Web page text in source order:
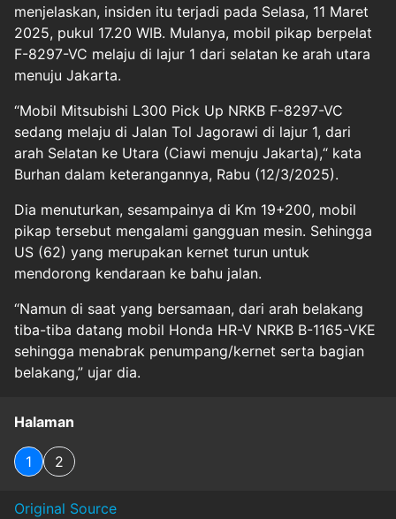
menjelaskan, insiden itu terjadi pada Selasa, 11 Maret
2025, pukul 17.20 WIB. Mulanya, mobil pikap berpelat
F-8297-VC melaju di lajur 1 dari selatan ke arah utara
menuju Jakarta.
“Mobil Mitsubishi L300 Pick Up NRKB F-8297-VC
sedang melaju di Jalan Tol Jagorawi di lajur 1, dari
arah Selatan ke Utara (Ciawi menuju Jakarta),“ kata
Burhan dalam keterangannya, Rabu (12/3/2025).
Dia menuturkan, sesampainya di Km 19+200, mobil
pikap tersebut mengalami gangguan mesin. Sehingga
US (62) yang merupakan kernet turun untuk
mendorong kendaraan ke bahu jalan.
“Namun di saat yang bersamaan, dari arah belakang
tiba-tiba datang mobil Honda HR-V NRKB B-1165-VKE
sehingga menabrak penumpang/kernet serta bagian
belakang,” ujar dia.
Halaman
1 2
Original Source